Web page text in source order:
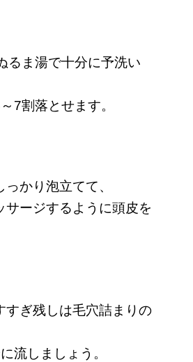
るま湯で十分に予洗い
7割落とせます。
かり泡立てて、
サージするように頭皮を
すぎ残しは毛穴詰まりの
流しましょう。